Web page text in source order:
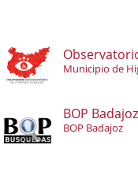
Municipio de
BOP Badajoz
BOP Badajoz